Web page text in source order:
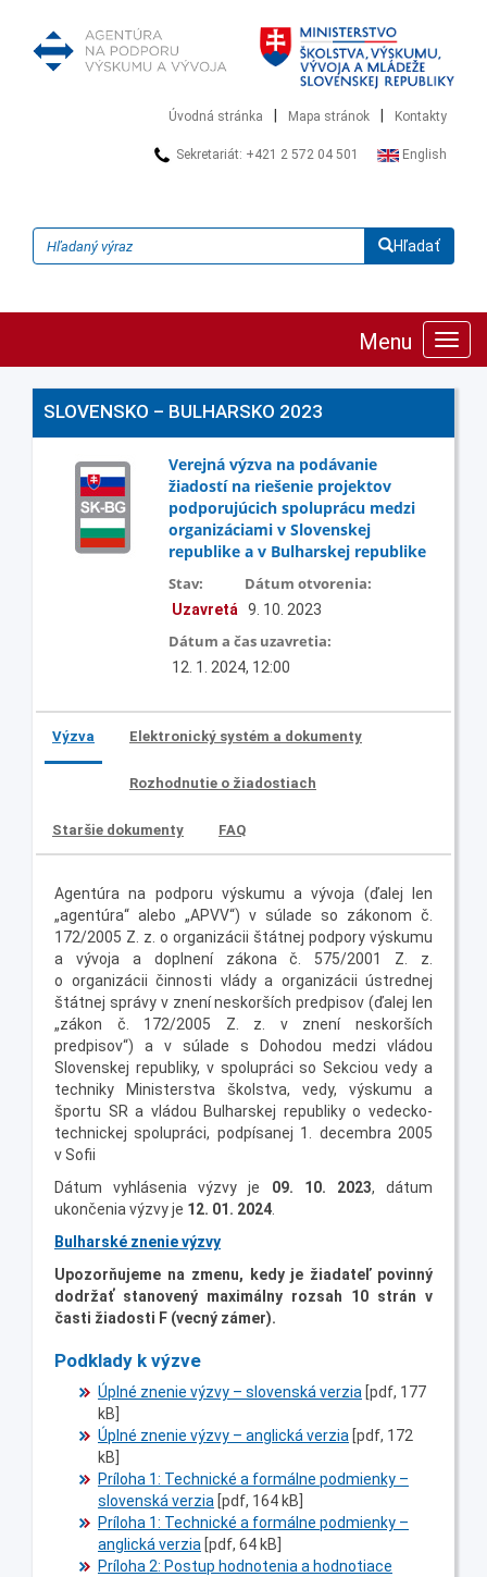
Úvodná stránka Mapa stránok Kontakty
Sekretariát: +421 2 572 04 501 English
Hľadať
Menu
SLOVENSKO – BULHARSKO 2023
Verejná výzva na podávanie
žiadostí na riešenie projektov
podporujúcich spoluprácu medzi
organizáciami v Slovenskej
republike a v Bulharskej republike
Stav:
Uzavretá
Dátum otvorenia:
9. 10. 2023
Dátum a čas uzavretia:
12. 1. 2024, 12:00
Výzva Elektronický systém a dokumenty
Rozhodnutie o žiadostiach
Staršie dokumenty FAQ
Agentúra na podporu výskumu a vývoja (ďalej len
„agentúra“ alebo „APVV“) v súlade so zákonom č.
172/2005 Z. z. o organizácii štátnej podpory výskumu
a vývoja a doplnení zákona č. 575/2001 Z. z.
o organizácii činnosti vlády a organizácii ústrednej
štátnej správy v znení neskorších predpisov (ďalej len
„zákon č. 172/2005 Z. z. v znení neskorších
predpisov“) a v súlade s Dohodou medzi vládou
Slovenskej republiky, v spolupráci so Sekciou vedy a
techniky Ministerstva školstva, vedy, výskumu a
športu SR a vládou Bulharskej republiky o vedecko-
technickej spolupráci, podpísanej 1. decembra 2005
v Sofii
Dátum vyhlásenia výzvy je 09. 10. 2023, dátum
ukončenia výzvy je 12. 01. 2024
Bulharské znenie výzvy
Upozorňujeme na zmenu, kedy je žiadateľ povinný
dodržať stanovený maximálny rozsah 10 strán v
časti žiadosti F (vecný zámer).
Podklady k výzve
Úplné znenie výzvy – slovenská verzia [pdf, 177
kB]
Úplné znenie výzvy – anglická verzia [pdf, 172
kB]
Príloha 1: Technické a formálne podmienky –
slovenská verzia [pdf, 164 kB]
Príloha 1: Technické a formálne podmienky –
anglická verzia [pdf, 64 kB]
Príloha 2: Postup hodnotenia a hodnotiace